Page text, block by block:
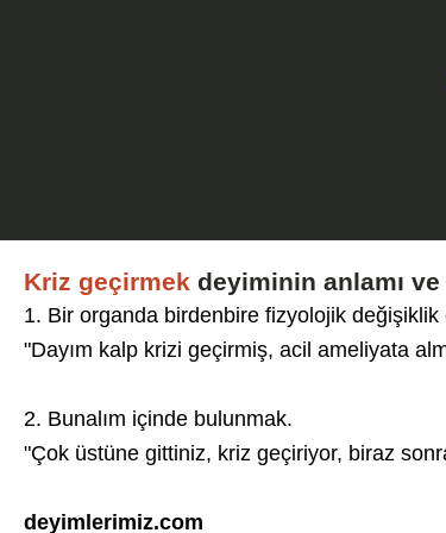
Kriz geçirmek deyiminin anlamı ve
1. Bir organda birdenbire fizyolojik değişiklik
"Dayım kalp krizi geçirmiş, acil ameliyata
2. Bunalım içinde bulunmak.
"Çok üstüne gittiniz, kriz geçiriyor, biraz
deyimlerimiz.com